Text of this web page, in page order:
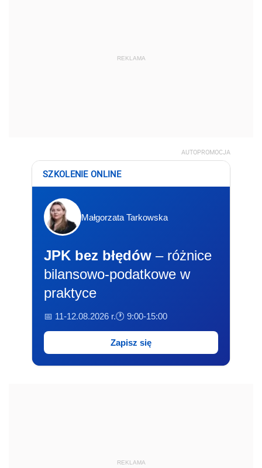
REKLAMA
AUTOPROMOCJA
SZKOLENIE ONLINE
Małgorzata Tarkowska
JPK bez błędów – różnice
bilansowo-podatkowe w
praktyce
📅 11-12.08.2026 r.🕐 9:00-15:00
Zapisz się
REKLAMA